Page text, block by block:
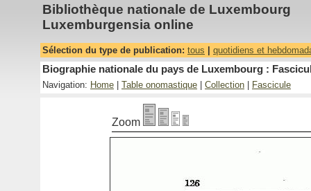
Bibliothèque nationale de Luxembourg
Luxemburgensia online
Sélection du type de publication: tous quotidiens et
Biographie nationale du pays de Luxembourg :
Navigation: Home Table onomastique Collection Fascicule
Zoom